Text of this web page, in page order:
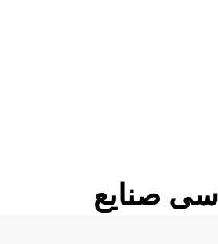
صنایع